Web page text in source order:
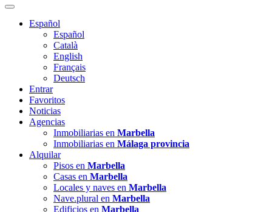
Español
Español
Català
English
Français
Deutsch
Entrar
Favoritos
Noticias
Agencias
Inmobiliarias en Marbella
Inmobiliarias en Málaga provincia
Alquilar
Pisos en Marbella
Casas en Marbella
Locales y naves en Marbella
Nave.plural en Marbella
Edificios en Marbella